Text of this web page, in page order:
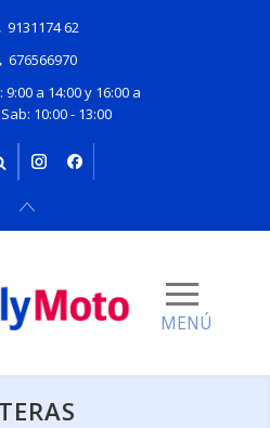
9131174 62
676566970
9:00 a 14:00 y 16:00 a
10:00 - 13:00